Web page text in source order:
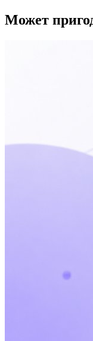
Может